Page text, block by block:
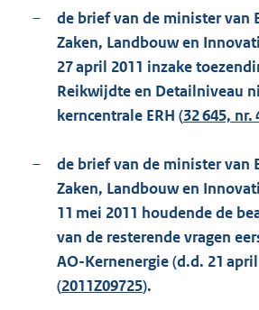
–
de brief van de minister van
Zaken, Landbouw en
27 april 2011 inzake
Reikwijdte en Detailniveau
kerncentrale ERH (32 645, nr.
–
de brief van de minister van
Zaken, Landbouw en
11 mei 2011 houdende de
van de resterende vragen
AO-Kernenergie (d.d. 21
(2011Z09725).